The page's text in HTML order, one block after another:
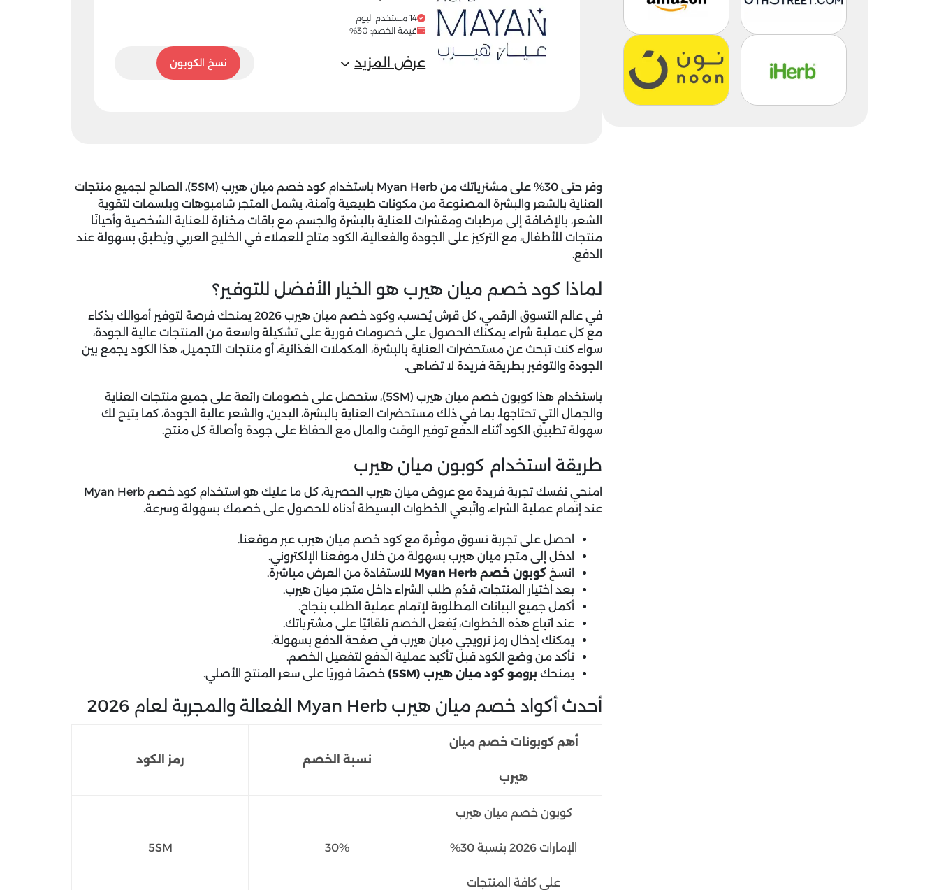
14 مستخدم اليوم
قيمة الخصم: 30%
عرض المزيد 5SMنسخ الكوبون
وفر حتى 30% على مشترياتك من Myan Herb باستخدام كود خصم ميان هيرب (5SM)
، الصالح لجميع منتجات
العناية بالشعر والبشرة المصنوعة من مكونات طبيعية وآمنة، يشمل المتجر شامبوهات وبلسمات لتقوية
الشعر، بالإضافة إلى مرطبات ومقشرات للعناية بالبشرة والجسم، مع باقات مختارة للعناية الشخصية وأحيانًا
منتجات للأطفال، مع التركيز على الجودة والفعالية، الكود متاح للعملاء في الخليج العربي ويُطبق بسهولة عند
الدفع.
لماذا كود خصم ميان هيرب هو الخيار الأفضل للتوفير؟
في عالم التسوق الرقمي، كل قرش يُحسب، وكود خصم ميان هيرب 2026
يمنحك فرصة لتوفير أموالك بذكاء
مع كل عملية شراء، يمكنك الحصول على خصومات فورية على تشكيلة واسعة من المنتجات عالية الجودة،
سواء كنت تبحث عن مستحضرات العناية بالبشرة، المكملات الغذائية، أو منتجات التجميل، هذا الكود يجمع بين
الجودة والتوفير بطريقة فريدة لا تضاهى.
باستخدام هذا كوبون خصم ميان هيرب (5SM)
، ستحصل على خصومات رائعة على جميع منتجات العناية
والجمال التي تحتاجها، بما في ذلك مستحضرات العناية بالبشرة، اليدين، والشعر عالية الجودة، كما يتيح لك
سهولة تطبيق الكود أثناء الدفع توفير الوقت والمال مع الحفاظ على جودة وأصالة كل منتج.
طريقة استخدام كوبون ميان هيرب
امنحي نفسك تجربة فريدة مع عروض ميان هيرب
الحصرية، كل ما عليك هو استخدام كود خصم Myan Herb
عند إتمام عملية الشراء، واتّبعي الخطوات البسيطة أدناه للحصول على خصمك بسهولة وسرعة.
احصل على تجربة تسوق موفّرة مع كود خصم ميان هيرب عبر موقعنا.
ادخل إلى متجر ميان هيرب بسهولة من خلال موقعنا الإلكتروني.
انسخ كوبون خصم Myan Herb
للاستفادة من العرض مباشرة.
بعد اختيار المنتجات، قدّم طلب الشراء داخل متجر ميان هيرب.
أكمل جميع البيانات المطلوبة لإتمام عملية الطلب بنجاح.
عند اتباع هذه الخطوات، يُفعل الخصم تلقائيًا على مشترياتك.
يمكنك إدخال رمز ترويجي ميان هيرب في صفحة الدفع بسهولة.
تأكد من وضع الكود قبل تأكيد عملية الدفع لتفعيل الخصم.
يمنحك برومو كود ميان هيرب (5SM) خصمًا فوريًا على سعر المنتج الأصلي.
أحدث أكواد خصم ميان هيرب Myan Herb الفعالة والمجربة لعام 2026
أهم كوبونات خصم ميان
هيرب
نسبة الخصم رمز الكود
كوبون خصم ميان هيرب
الإمارات 2026 بنسبة 30%
على كافة المنتجات
30%
5SM